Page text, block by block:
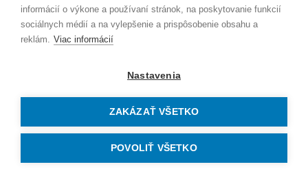
informácií o výkone a používaní stránok, na poskytovanie funkcií
sociálnych médií a na vylepšenie a prispôsobenie obsahu a
reklám. Viac informácií
Nastavenia
ZAKÁZAŤ VŠETKO
POVOLIŤ VŠETKO
Formulár na odstúpenie od zmluvy
Sledujte nás
Vytvorené na mieru oddenva.sk
Právo na odstúpenie od zmluvy — odoslať žiadosť o odstúpenie